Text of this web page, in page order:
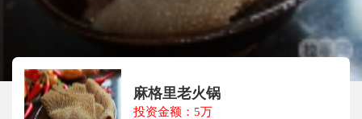
麻格里老火锅
投资金额：5万